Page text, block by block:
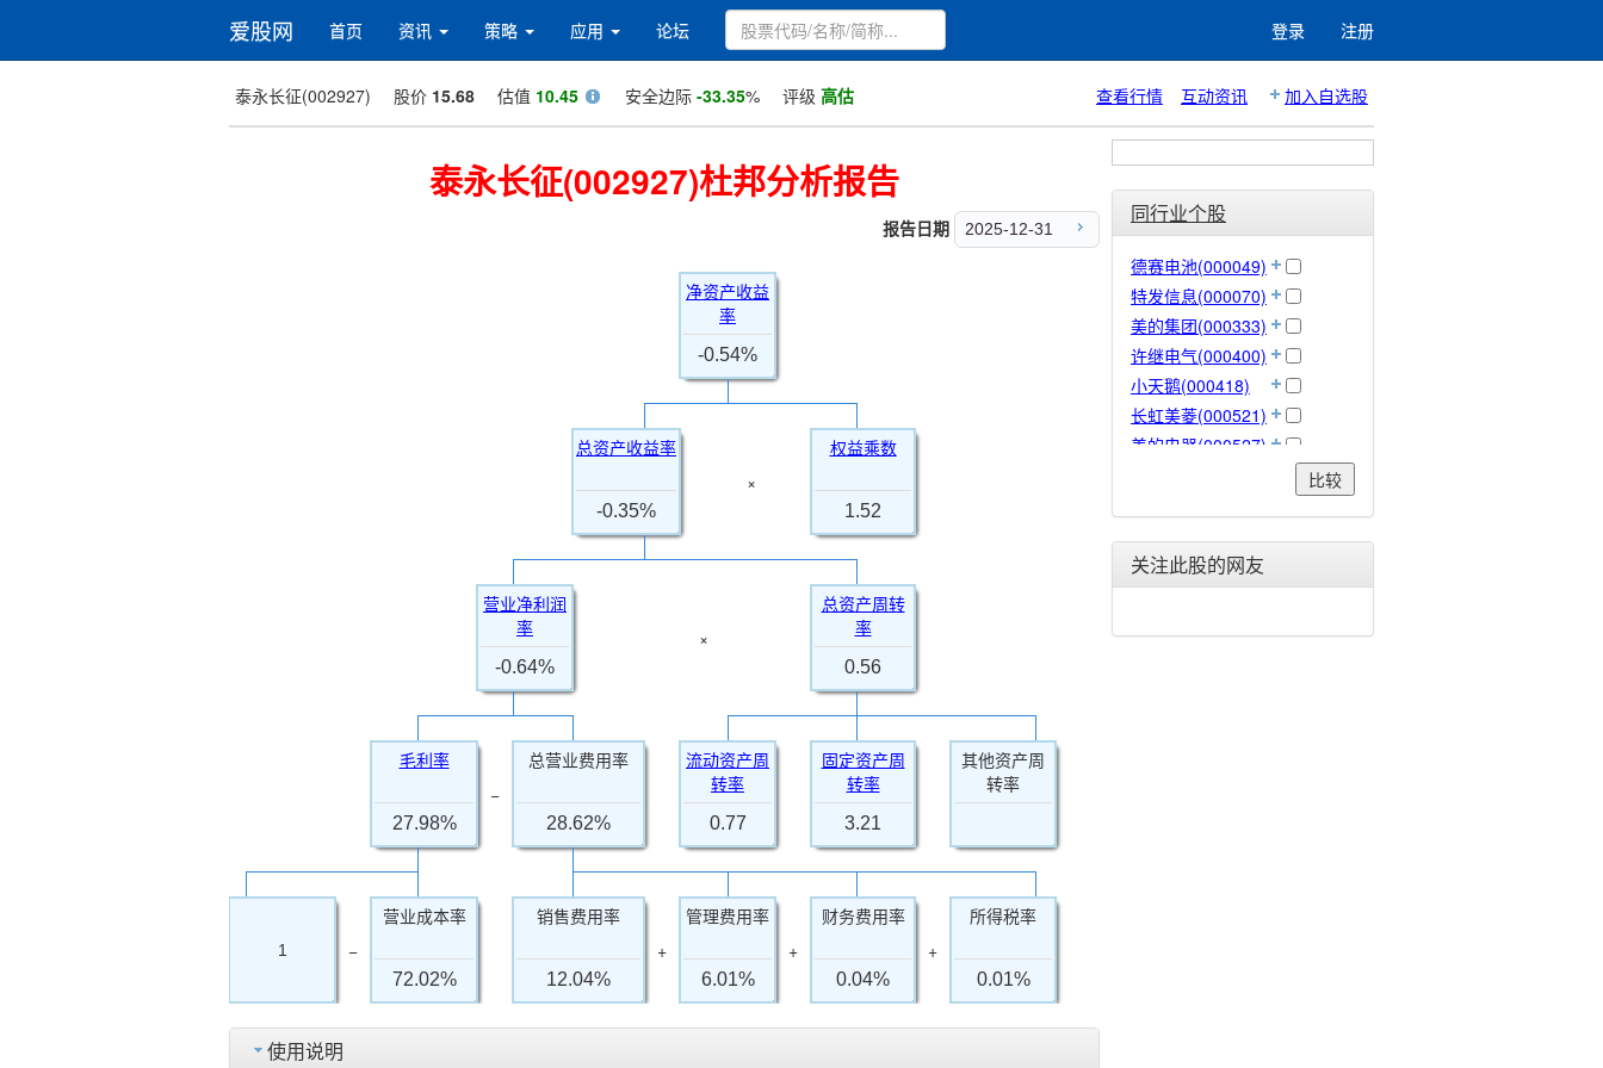
爱股网 首页 资讯 策略 应用 论坛 登录 注册
泰永长征(002927) 股价 15.68 估值 10.45 安全边际 -33.35% 评级 高估 查看行情 互动资讯 加入自选股
泰永长征(002927)杜邦分析报告
报告日期 2025-12-31
净资产收益
率
-0.54%
总资产收益率
-0.35%
×
权益乘数
1.52
营业净利润
率
-0.64%
×
总资产周转
率
0.56
毛利率
27.98%
−
总营业费用率
28.62%
流动资产周
转率
0.77
固定资产周
转率
3.21
其他资产周
转率
1 −
营业成本率
72.02%
销售费用率
12.04%
+
管理费用率
6.01%
+
财务费用率
0.04%
+
所得税率
0.01%
使用说明
同行业个股
德赛电池(000049)
特发信息(000070)
美的集团(000333)
许继电气(000400)
小天鹅(000418)
长虹美菱(000521)
美的电器(000527)
合金投资(000633)
格力电器(000651)
比较
关注此股的网友